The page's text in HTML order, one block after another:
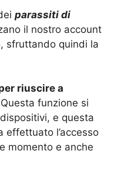
parassiti di
il nostro account
sfruttando quindi la
riuscire a
Questa funzione si
e questa
effettuato l’accesso
momento e anche